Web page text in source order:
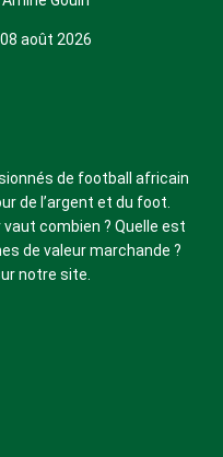
août 2026
de football africain
de l’argent et du foot.
vaut combien ? Quelle est
de valeur marchande ?
notre site.